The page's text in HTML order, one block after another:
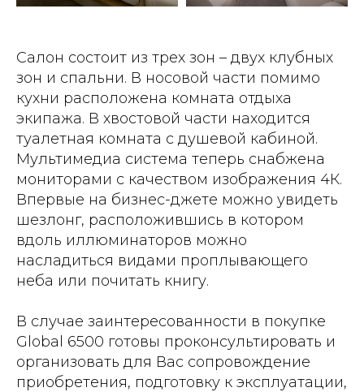
Салон состоит из трех зон – двух клубных
зон и спальни. В носовой части помимо
кухни расположена комната отдыха
экипажа. В хвостовой части находится
туалетная комната с душевой кабиной.
Мультимедиа система теперь снабжена
мониторами с качеством изображения 4К.
Впервые на бизнес-джете можно увидеть
шезлонг, расположившись в котором
вдоль иллюминаторов можно
насладиться видами проплывающего
неба или почитать книгу.
В случае заинтересованности в покупке
Global 6500 готовы проконсультировать и
организовать для Вас сопровождение
приобретения, подготовку к эксплуатации,